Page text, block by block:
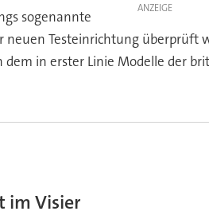
ANZEIGE
sogenannte
neuen Testeinrichtung überprüft
dem in erster Linie Modelle der
im Visier